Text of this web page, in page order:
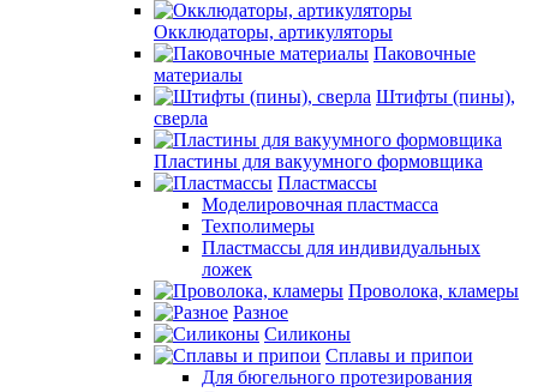
Окклюдаторы, артикуляторы
Паковочные
материалы
Штифты (пины),
сверла
Пластины для вакуумного формовщика
Пластмассы
Моделировочная пластмасса
Техполимеры
Пластмассы для индивидуальных
ложек
Проволока, кламеры
Разное
Силиконы
Сплавы и припои
Для бюгельного протезирования